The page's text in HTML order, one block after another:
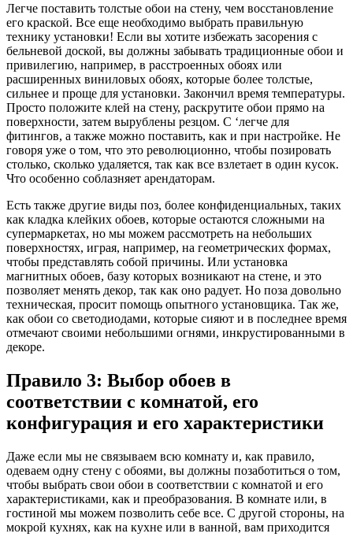
Легче поставить толстые обои на стену, чем восстановление
его краской. Все еще необходимо выбрать правильную
технику установки! Если вы хотите избежать засорения с
бельневой доской, вы должны забывать традиционные обои и
привилегию, например, в расстроенных обоях или
расширенных виниловых обоях, которые более толстые,
сильнее и проще для установки. Закончил время температуры.
Просто положите клей на стену, раскрутите обои прямо на
поверхности, затем вырублены резцом. C ‘легче для
фитингов, а также можно поставить, как и при настройке. Не
говоря уже о том, что это революционно, чтобы позировать
столько, сколько удаляется, так как все взлетает в один кусок.
Что особенно соблазняет арендаторам.
Есть также другие виды поз, более конфиденциальных, таких
как кладка клейких обоев, которые остаются сложными на
супермаркетах, но мы можем рассмотреть на небольших
поверхностях, играя, например, на геометрических формах,
чтобы представлять собой причины. Или установка
магнитных обоев, базу которых возникают на стене, и это
позволяет менять декор, так как оно радует. Но поза довольно
техническая, просит помощь опытного установщика. Так же,
как обои со светодиодами, которые сияют и в последнее время
отмечают своими небольшими огнями, инкрустированными в
декоре.
Правило 3: Выбор обоев в
соответствии с комнатой, его
конфигурация и его характеристики
Даже если мы не связываем всю комнату и, как правило,
одеваем одну стену с обоями, вы должны позаботиться о том,
чтобы выбрать свои обои в соответствии с комнатой и его
характеристиками, как и преобразования. В комнате или, в
гостиной мы можем позволить себе все. С другой стороны, на
мокрой кухнях, как на кухне или в ванной, вам приходится